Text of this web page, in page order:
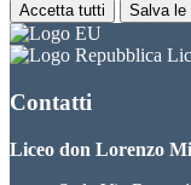
Accetta tutti Salva le
Contatti
Liceo don Lorenzo